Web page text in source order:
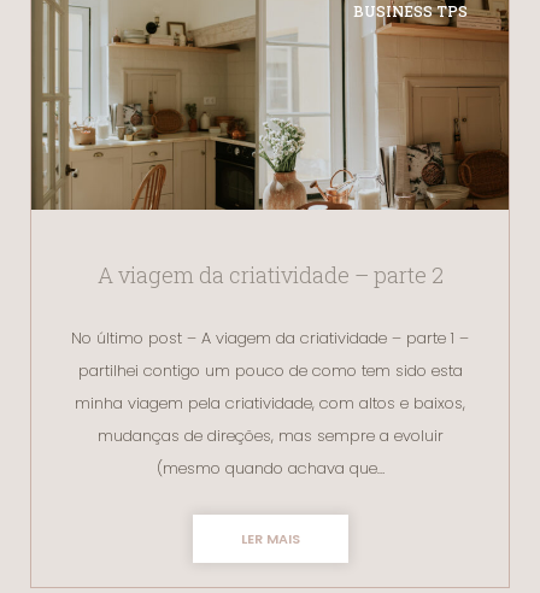
BUSINESS TPS
A viagem da criatividade – parte 2
No último post – A viagem da criatividade – parte 1 –
partilhei contigo um pouco de como tem sido esta
minha viagem pela criatividade, com altos e baixos,
mudanças de direções, mas sempre a evoluir
(mesmo quando achava que…
LER MAIS